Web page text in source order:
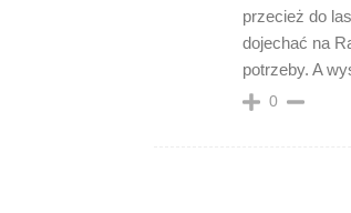
przecież do
dojechać na
potrzeby. A
0